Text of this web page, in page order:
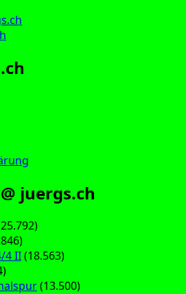
juergs.ch
4 II(18.563)
(13.500)